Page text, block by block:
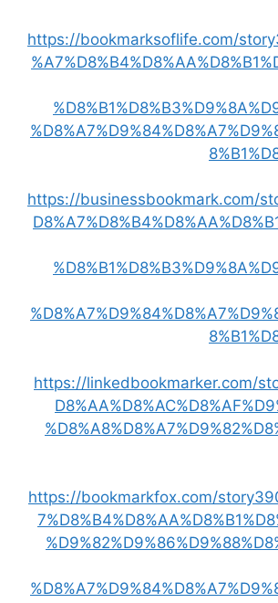
https://bookmarksoflife.com/
https://businessbookmark.com/
https://linkedbookmarker.com/
https://bookmarkfox.com/